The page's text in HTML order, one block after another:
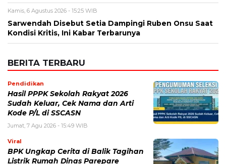
Pendidikan
Hasil PPPK Sekolah Rakyat 2026
Sudah Keluar, Cek Nama dan Arti
Kode P/L di SSCASN
Viral
BPK Ungkap Cerita di Balik Tagihan
Listrik Rumah Dinas Parepare
Jumat, 7 Agu 2026 - 15:27 WIB
Viral
Dinkes Parepare, Ada Apa?
Jumat, 7 Agu 2026 - 15:20 WIB